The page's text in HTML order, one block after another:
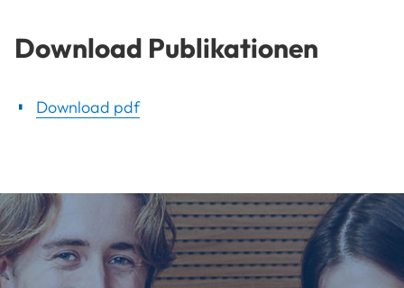
Download Publikationen
Download pdf